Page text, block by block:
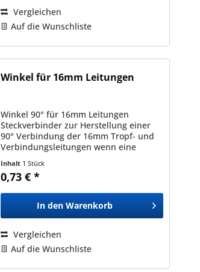
Vergleichen
Auf die Wunschliste
Winkel für 16mm Leitungen
Winkel 90° für 16mm Leitungen
Steckverbinder zur Herstellung einer
90° Verbindung der 16mm Tropf- und
Verbindungsleitungen wenn eine
Praxistipp: Erwärmen Sie die Leitung
an der Stelle an denen Sie...
Inhalt 1 Stück
0,73 € *
In den Warenkorb
Vergleichen
Auf die Wunschliste